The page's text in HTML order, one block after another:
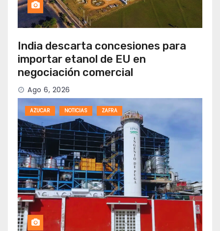
India descarta concesiones para
importar etanol de EU en
negociación comercial
Ago 6, 2026
AZUCAR NOTICIAS ZAFRA